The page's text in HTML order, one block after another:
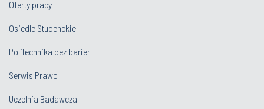
Oferty pracy
Osiedle Studenckie
Politechnika bez barier
Serwis Prawo
Uczelnia Badawcza